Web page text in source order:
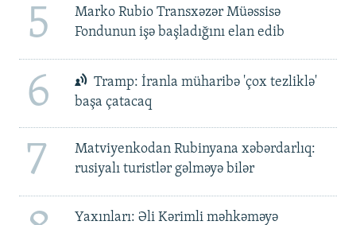
5
Marko Rubio Transxəzər Müəssisə
Fondunun işə başladığını elan edib
6
Tramp: İranla müharibə 'çox tezliklə'
başa çatacaq
7
Matviyenkodan Rubinyana xəbərdarlıq:
rusiyalı turistlər gəlməyə bilər
Yaxınları: Əli Kərimli məhkəməyə